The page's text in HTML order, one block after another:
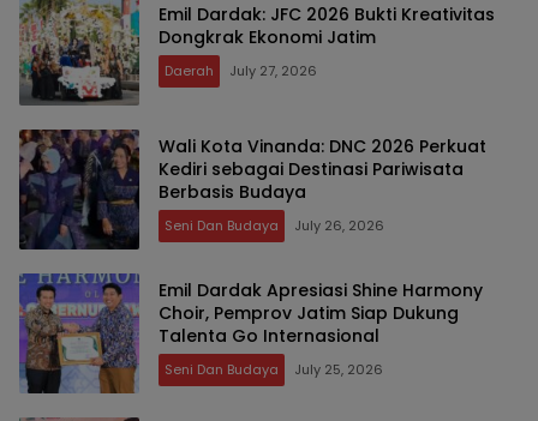
Emil Dardak: JFC 2026 Bukti Kreativitas
Dongkrak Ekonomi Jatim
Daerah July 27, 2026
Wali Kota Vinanda: DNC 2026 Perkuat
Kediri sebagai Destinasi Pariwisata
Berbasis Budaya
Seni Dan Budaya July 26, 2026
Emil Dardak Apresiasi Shine Harmony
Choir, Pemprov Jatim Siap Dukung
Talenta Go Internasional
Seni Dan Budaya July 25, 2026